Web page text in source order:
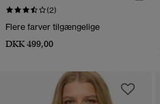
(2)
Flere farver tilgængelige
DKK 499,00